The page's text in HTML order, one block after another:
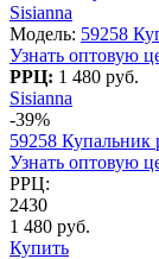
Sisianna
Модель: 59258
Узнать оптовую
РРЦ: 1 480 руб.
Sisianna
-39%
59258 Купальник
Узнать оптовую
РРЦ:
2430
1 480 руб.
Купить